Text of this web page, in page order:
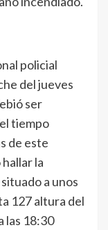
policial
del jueves
ser
tiempo
de este
la
a unos
127 altura del
las 18:30